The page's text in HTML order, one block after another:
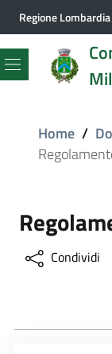
Regione Lombardia
Menu
Home /
Condividi